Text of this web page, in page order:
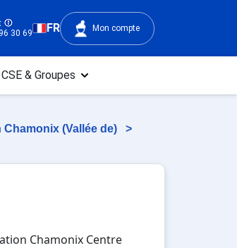
30 69
FR Mon compte
& Groupes
Chamonix (Vallée de)
>
Chamonix Centre